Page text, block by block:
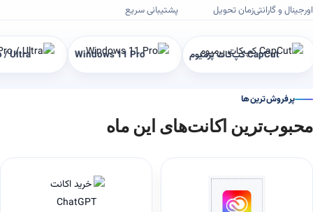
اورجینال و گارانتیزمان تحویل پشتیبانی سریع
Windows 11 Pro CapCut کپ‌کات پرمیوم Envato
پرفروش‌ترین‌ها
محبوب‌ترین اکانت‌های این ماه